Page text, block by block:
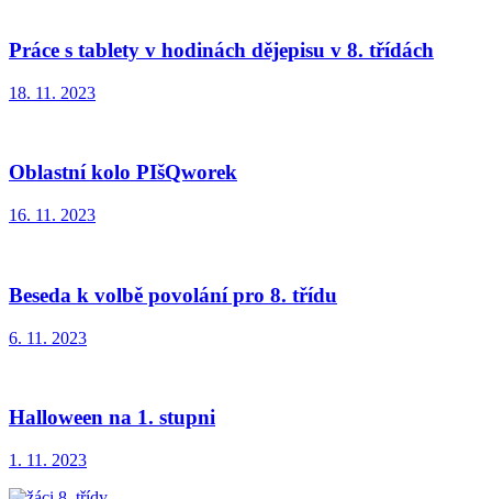
Práce s tablety v hodinách dějepisu v 8. třídách
18. 11. 2023
Oblastní kolo PIšQworek
16. 11. 2023
Beseda k volbě povolání pro 8. třídu
6. 11. 2023
Halloween na 1. stupni
1. 11. 2023